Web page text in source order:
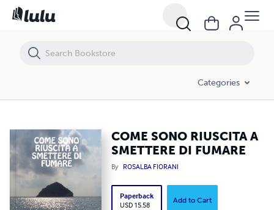
Categories
COME SONO RIUSCITA A
SMETTERE DI FUMARE
By ROSALBA FIORANI
Paperback
USD 15.58
Add to Cart
COME SONO RIUSCITA A SMETTERE DI FUMARE